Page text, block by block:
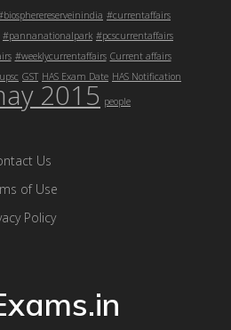
#currentaffairs
#pannanationalpark #pcscurrentaffairs
#weeklycurrentaffairs Current affairs
GST HAS Exam Date HAS Notification
2015 people
Us
of Use
Policy